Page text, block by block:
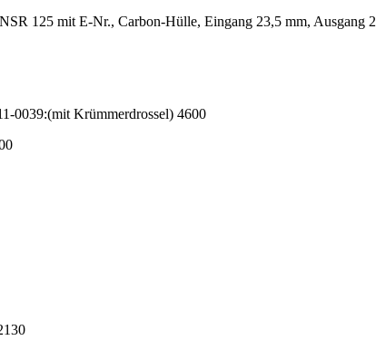
125 mit E-Nr., Carbon-Hülle, Eingang 23,5 mm, Ausgang
0039:(mit Krümmerdrossel) 4600